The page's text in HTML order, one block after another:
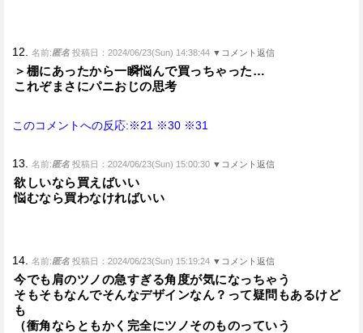
12. 名前:匿名 投稿日：2024/06/23(Sun) 14:38:44 ▼コメント返信
＞棚にあったから一瞬悩んで買っちゃった…
これぞまさにパニおじの思考
このコメントへの反応:※21 ※30 ※31
13. 名前:匿名 投稿日：2024/06/23(Sun) 15:00:30 ▼コメント返信
欲しいなら買えばいい
悩むなら買わなければいい
14. 名前:匿名 投稿日：2024/06/23(Sun) 15:19:24 ▼コメント返信
今でも肩のツノの急すぎる角度が気になっちゃう
そもそもなんでそんなデザインなん？って疑問もあるけど
も
（衝角ならともかく完全にツノそのものっていう